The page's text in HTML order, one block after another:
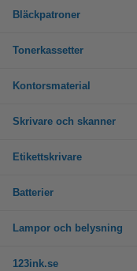
Bläckpatroner
Tonerkassetter
Kontorsmaterial
Skrivare och skanner
Etikettskrivare
Batterier
Lampor och belysning
123ink.se